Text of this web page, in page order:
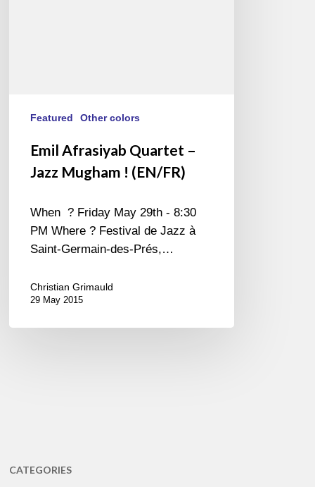
Featured Other colors
Emil Afrasiyab Quartet –
Jazz Mugham ! (EN/FR)
When ? Friday May 29th - 8:30
PM Where ? Festival de Jazz à
Saint-Germain-des-Prés,…
Christian Grimauld
29 May 2015
CATEGORIES